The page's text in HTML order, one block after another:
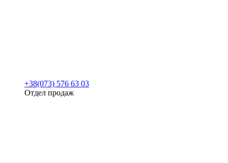
+38(073) 576 63 03
Отдел продаж